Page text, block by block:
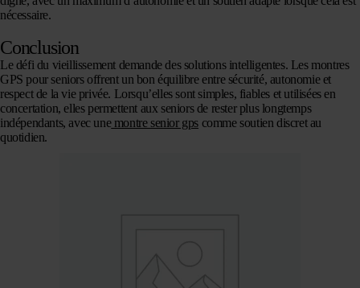
nécessaire.
Conclusion
Le défi du vieillissement demande des solutions intelligentes. Les montres
GPS pour seniors offrent un bon équilibre entre sécurité, autonomie et
respect de la vie privée. Lorsqu’elles sont simples, fiables et utilisées en
concertation, elles permettent aux seniors de rester plus longtemps
indépendants, avec unemontre senior gps comme soutien discret au
quotidien.